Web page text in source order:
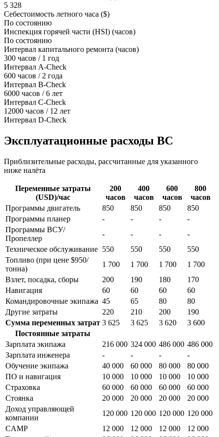
5 328
Себестоимость летного часа ($)
По состоянию
Инспекция горячей части (HSI) (часов)
По состоянию
Интервал капитального ремонта (часов)
300 часов / 1 год
Интервал A-Check
600 часов / 2 года
Интервал B-Check
6000 часов / 6 лет
Интервал C-Check
12000 часов / 12 лет
Интервал D-Check
Эксплуатационные расходы ВС
Приблизительные расходы, рассчитанные для указанного
ниже налёта
Переменные затраты
(USD)/час
200
часов
400
часов
600
часов
800
часов
Программы двигатель
850 850 850
850
Программы планер
- - -
-
Программы ВСУ/
Пропеллер
- - -
-
Техническое обслуживание 550 550 550
550
Топливо (при цене $950/
тонна)
1 700 1 700 1 700
1 700
Взлет, посадка, сборы
200 190 180
170
Навигация
60 60 60
60
Командировочные экипажа 45 65 80
80
Другие затраты
220 210 200
190
Сумма переменных затрат 3 625 3 625 3 620
3 600
Постоянные затраты
Зарплата экипажа
216 000 324 000 486 000 486 000
Зарплата инженера
- - -
-
Обучение экипажа
40 000 60 000 80 000
80 000
ПО и навигация
10 000 10 000 10 000
10 000
Страховка
60 000 60 000 60 000
60 000
Стоянка
20 000 20 000 20 000
20 000
Доход управляющей
компании
120 000 120 000 120 000 120 000
CAMP
12 000 12 000 12 000
12 000